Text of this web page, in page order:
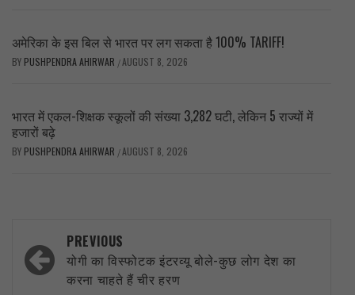
अमेरिका के इस बिल से भारत पर लग सकता है 100% TARIFF!
BY PUSHPENDRA AHIRWAR /AUGUST 8, 2026
भारत में एकल-शिक्षक स्कूलों की संख्या 3,282 घटी, लेकिन 5 राज्यों में
हजारों बढ़े
BY PUSHPENDRA AHIRWAR /AUGUST 8, 2026
Post
navigation
PREVIOUS
योगी का विस्फोटक इंटरव्यू बोले-कुछ लोग देश का
करना चाहते हैं चीर हरण